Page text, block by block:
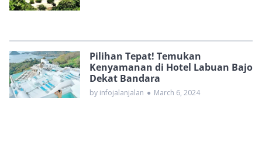
Pilihan Tepat! Temukan
Kenyamanan di Hotel Labuan Bajo
Dekat Bandara
by infojalanjalan ● March 6, 2024